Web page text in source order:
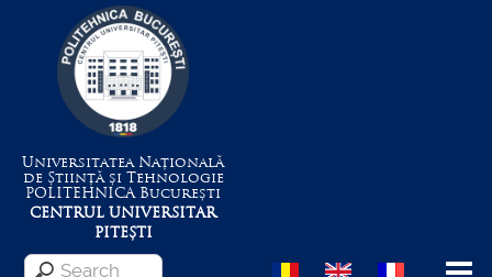
Universitatea Națională
de Știință și Tehnologie
POLITEHNICABucurești
CENTRUL UNIVERSITAR
PITEȘTI
Menu